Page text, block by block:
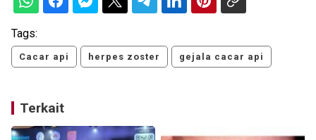
Tags:
Cacar api herpes zoster gejala cacar api
Terkait